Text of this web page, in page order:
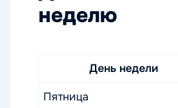
неделю
День недели
Пятница